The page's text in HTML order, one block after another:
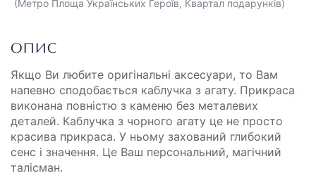
(Метро Площа Українських Героїв, Квартал подарунків)
ОПИС
Якщо Ви любите оригінальні аксесуари, то Вам
напевно сподобається каблучка з агату. Прикраса
виконана повністю з каменю без металевих
деталей. Каблучка з чорного агату це не просто
красива прикраса. У ньому захований глибокий
сенс і значення. Це Ваш персональний, магічний
талісман.